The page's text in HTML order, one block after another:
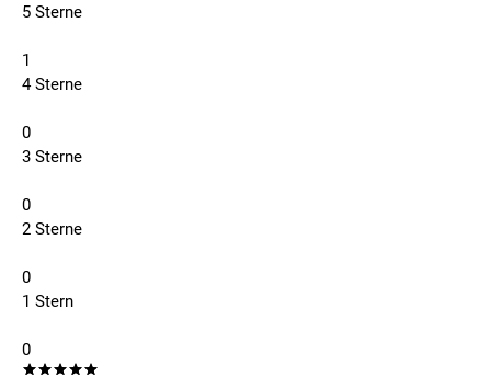
5 Sterne
1
4 Sterne
0
3 Sterne
0
2 Sterne
0
1 Stern
0